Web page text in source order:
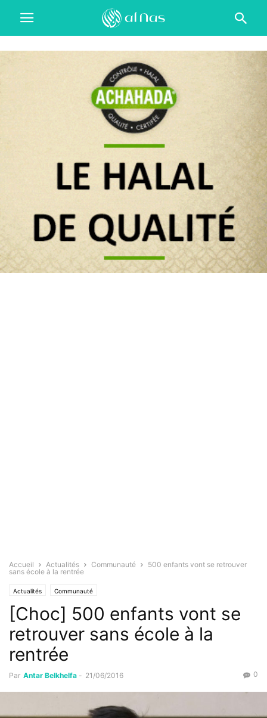
Accueil Actualités Communauté
500 enfants vont se retrouver
sans école à la rentrée
Actualités Communauté
[Choc] 500 enfants vont se
retrouver sans école à la
rentrée
Par Antar Belkhelfa - 21/06/2016 0